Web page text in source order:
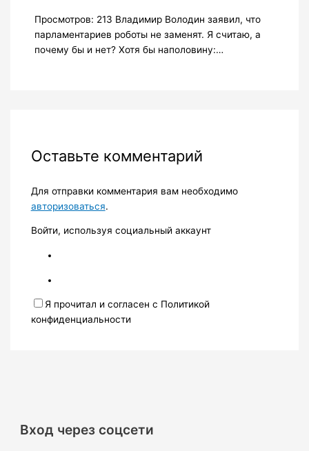
Просмотров: 213 Владимир Володин заявил, что
парламентариев роботы не заменят. Я считаю, а
почему бы и нет? Хотя бы наполовину:…
Оставьте комментарий
Для отправки комментария вам необходимо
авторизоваться.
Войти, используя социальный аккаунт
Я прочитал и согласен с Политикой
конфиденциальности
Вход через соцсети